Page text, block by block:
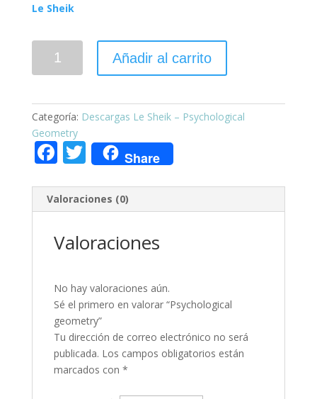
Le Sheik
Añadir al carrito
Categoría: Descargas Le Sheik – Psychological
Geometry
F
e
b
o
k
T
w
itt
er
Share
Valoraciones (0)
Valoraciones
No hay valoraciones aún.
Sé el primero en valorar “Psychological
geometry”
Tu dirección de correo electrónico no será
publicada. Los campos obligatorios están
marcados con *